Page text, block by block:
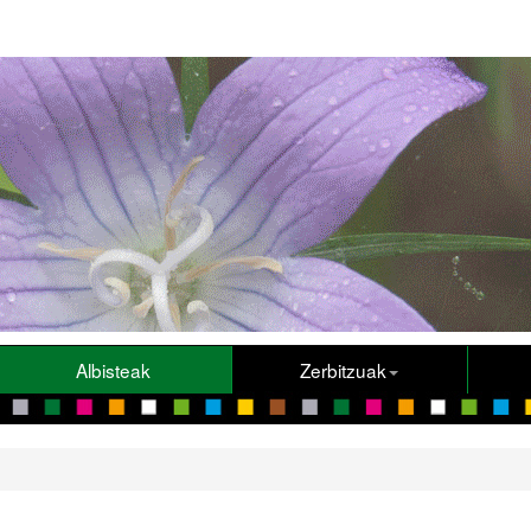
Albisteak Zerbitzuak